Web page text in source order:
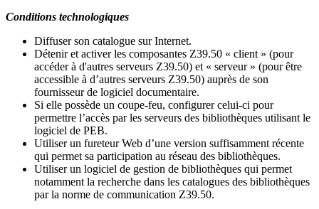
Conditions technologiques
Diffuser son catalogue sur Internet.
Détenir et activer les composantes Z39.50 « client » (pour
accéder à d'autres serveurs Z39.50) et « serveur » (pour être
accessible à d’autres serveurs Z39.50) auprès de son
fournisseur de logiciel documentaire.
Si elle possède un coupe-feu, configurer celui-ci pour
permettre l’accès par les serveurs des bibliothèques utilisant le
logiciel de PEB.
Utiliser un fureteur Web d’une version suffisamment récente
qui permet sa participation au réseau des bibliothèques.
Utiliser un logiciel de gestion de bibliothèques qui permet
notamment la recherche dans les catalogues des bibliothèques
par la norme de communication Z39.50.